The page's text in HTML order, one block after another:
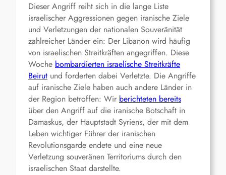
Dieser Angriff reiht sich in die lange Liste
israelischer Aggressionen gegen iranische Ziele
und Verletzungen der nationalen Souveränität
zahlreicher Länder ein: Der Libanon wird häufig
von israelischen Streitkräften angegriffen. Diese
Woche bombardierten israelische Streitkräfte
Beirut und forderten dabei Verletzte. Die Angriffe
auf iranische Ziele haben auch andere Länder in
der Region betroffen: Wir berichteten bereits
über den Angriff auf die iranische Botschaft in
Damaskus, der Hauptstadt Syriens, der mit dem
Leben wichtiger Führer der iranischen
Revolutionsgarde endete und eine neue
Verletzung souveränen Territoriums durch den
israelischen Staat darstellte.